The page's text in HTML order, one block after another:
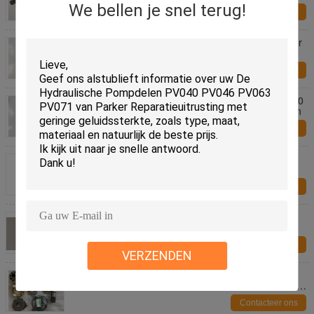
We bellen je snel terug!
VERZENDEN
Contacteer ons
Hydraulische de Motordelen van vervangingsparker
Beter de Snelheidsvermogen van de Parkerv12-060
V14-060 V11-060 Parker Hydraulische Pomp Delen
Parker/de Zuigerpompdelen van Vol-vo F12-110
Hydraulische, de Uitrusting van de Hydraulische
Pc160-7 de Pompdelen van PC160-7K KOMATSU,
Pomp van KOMATSU pc360-7 pc300-7 Delen van de
Contacteer ons